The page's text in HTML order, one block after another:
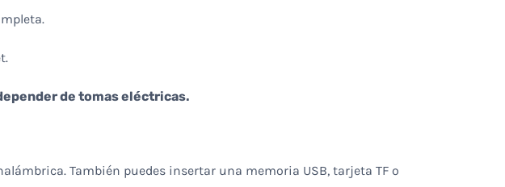
de tomas eléctricas.
También puedes insertar una memoria USB, tarjeta TF o